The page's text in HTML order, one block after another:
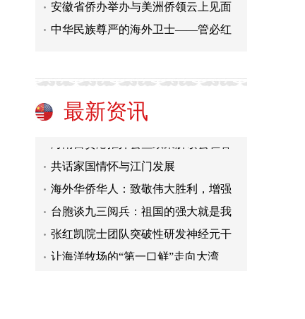
安徽省侨办举办与美洲侨领云上见面
中华民族尊严的海外卫士——管必红
最新资讯
王毅访问波兰 会见总统并同外长会
联合国《世界生态》中国代表处首席
天源长寿村水厂二期工程竣工投产
共话家国情怀与江门发展
海外华侨华人：致敬伟大胜利，增强
台胞谈九三阅兵：祖国的强大就是我
张红凯院士团队突破性研发神经元干
让海洋牧场的“第一口鲜”走向大湾
王毅访问波兰 会见总统并同外长会